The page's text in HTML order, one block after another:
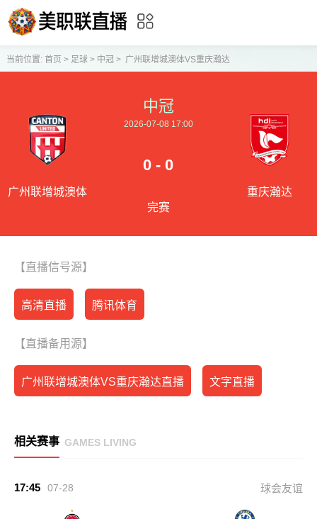
当前位置: 首页 > 足球> 中冠> 广州联增城澳体VS重庆瀚达
广州联增城澳体
中冠
2026-07-08 17:00
0 - 0
完赛
重庆瀚达
【直播信号源】
高清直播 腾讯体育
【直播备用源】
广州联增城澳体VS重庆瀚达直播 文字直播
相关赛事 GAMES LIVING
17:45 07-28 球会友谊